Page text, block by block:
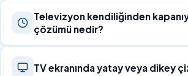
Televizyon kendiliğinden
çözümü nedir?
TV ekranında yatay veya dikey